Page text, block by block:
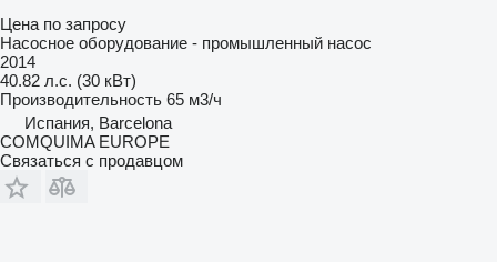
Цена по запросу
Насосное оборудование - промышленный насос
2014
40.82 л.с. (30 кВт)
Производительность 65 м3/ч
Испания, Barcelona
COMQUIMA EUROPE
Связаться с продавцом